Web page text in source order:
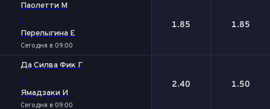
Паолетти М
-
Перелыгина Е
Сегодня в 09:00
1.85 1.85
Да Силва Фик Г
-
Ямадзаки И
Сегодня в 09:00
2.40 1.50